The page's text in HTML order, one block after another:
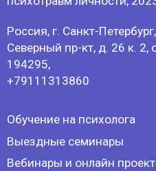
Коллектив
Консультирование
Отзывы
г.Москва
г.Уфа
г.Стерлитамак